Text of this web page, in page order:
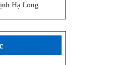
Hạ Long